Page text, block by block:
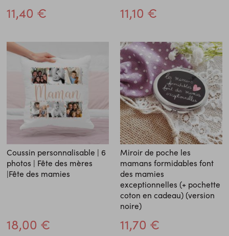
11,40 € 11,10 €
Coussin personnalisable | 6
photos | Fête des mères
|Fête des mamies
18,00 €
Miroir de poche les
mamans formidables font
des mamies
exceptionnelles (+ pochette
coton en cadeau) (version
noire)
11,70 €